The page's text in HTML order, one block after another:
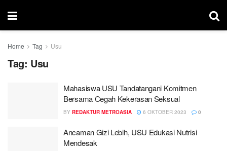
Home Tag Usu
Tag: Usu
Mahasiswa USU Tandatangani Komitmen
Bersama Cegah Kekerasan Seksual
BY REDAKTUR METROASIA 6 OKTOBER 2023 0
Ancaman Gizi Lebih, USU Edukasi Nutrisi
Mendesak